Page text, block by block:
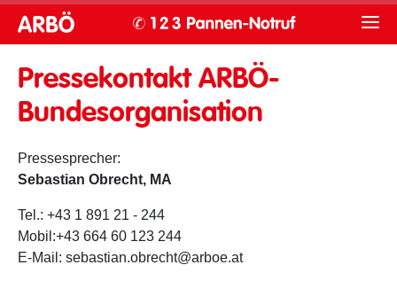
Pressekontakt ARBÖ-
Bundesorganisation
Pressesprecher:
Sebastian Obrecht, MA
Tel.: +43 1 891 21 - 244
Mobil:+43 664 60 123 244
E-Mail: sebastian.obrecht@arboe.at